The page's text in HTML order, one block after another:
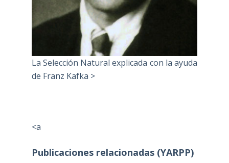
La Selección Natural explicada con la ayuda
de Franz Kafka >
<a
Publicaciones relacionadas (YARPP)